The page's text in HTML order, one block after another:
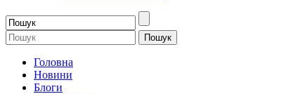
Головна
Новини
Блоги